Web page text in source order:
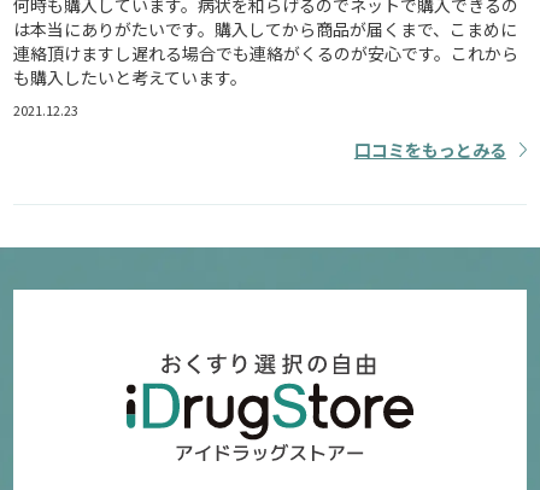
何時も購入しています。病状を和らげるのでネットで購入できるの
は本当にありがたいです。購入してから商品が届くまで、こまめに
連絡頂けますし遅れる場合でも連絡がくるのが安心です。これから
も購入したいと考えています。
2021.12.23
口コミをもっとみる